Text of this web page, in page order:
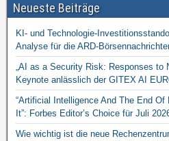
Neueste Beiträge
KI- und Technologie-
Analyse für die ARD-
„AI as a Security Risk: Responses to
Keynote anlässlich der GITEX AI
“Artificial Intelligence And The End
It”: Forbes Editor’s Choice für Juli
Wie wichtig ist die neue